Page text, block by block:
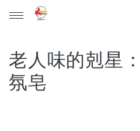
天山雪蓮保健品任選5+1盒只要
老人味的剋星
氛皂